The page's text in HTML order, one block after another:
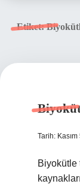
Etiket:
Tarih:
Biyokütle